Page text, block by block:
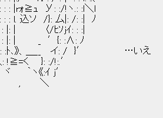
≧ｭ У: :/!ヽ.: :l＼l
ソ /}: 厶|: /: :| ﾉ
〈/ﾋｿjｲ: : :|
| _ ′{: :∧: ﾉ
、＿__ イ: / }′ …いえ
}: :/!:.′
《:ｲ j′